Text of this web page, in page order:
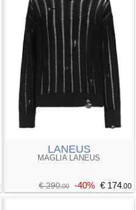
LANEUS
MAGLIA LANEUS
€ 290.00 -40% € 174 .00